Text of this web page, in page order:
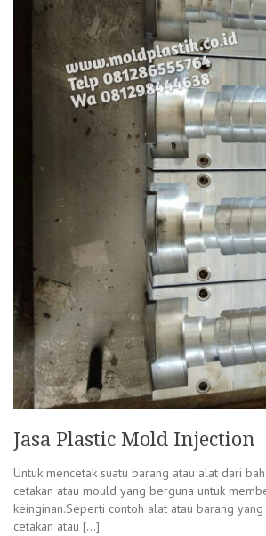
Jasa Plastic Mold Injection
Untuk mencetak suatu barang atau alat dari
cetakan atau mould yang berguna untuk
keinginan.Seperti contoh alat atau barang
cetakan atau […]